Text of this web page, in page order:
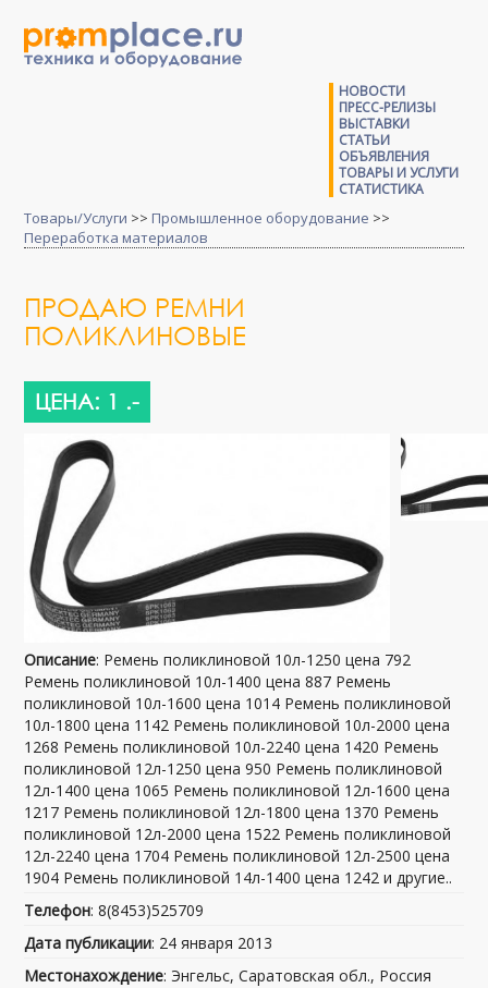
НОВОСТИ
ПРЕСС-РЕЛИЗЫ
ВЫСТАВКИ
СТАТЬИ
ОБЪЯВЛЕНИЯ
ТОВАРЫ И УСЛУГИ
СТАТИСТИКА
Товары/Услуги >> Промышленное оборудование >>
Переработка материалов
ПРОДАЮ РЕМНИ
ПОЛИКЛИНОВЫЕ
ЦЕНА: 1 .-
Описание: Ремень поликлиновой 10л-1250 цена 792
Ремень поликлиновой 10л-1400 цена 887 Ремень
поликлиновой 10л-1600 цена 1014 Ремень поликлиновой
10л-1800 цена 1142 Ремень поликлиновой 10л-2000 цена
1268 Ремень поликлиновой 10л-2240 цена 1420 Ремень
поликлиновой 12л-1250 цена 950 Ремень поликлиновой
12л-1400 цена 1065 Ремень поликлиновой 12л-1600 цена
1217 Ремень поликлиновой 12л-1800 цена 1370 Ремень
поликлиновой 12л-2000 цена 1522 Ремень поликлиновой
12л-2240 цена 1704 Ремень поликлиновой 12л-2500 цена
1904 Ремень поликлиновой 14л-1400 цена 1242 и другие..
Телефон: 8(8453)525709
Дата публикации: 24 января 2013
Местонахождение: Энгельс, Саратовская обл., Россия